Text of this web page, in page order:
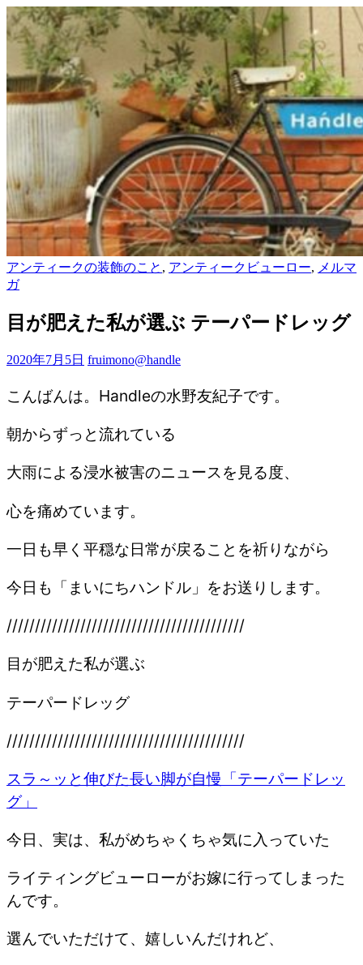
アンティークの装飾のこと , アンティークビューロー, メルマ
ガ
目が肥えた私が選ぶ テーパードレッグ
2020年7月5日 fruimono@handle
こんばんは。Handleの水野友紀子です。
朝からずっと流れている
大雨による浸水被害のニュースを見る度、
心を痛めています。
一日も早く平穏な日常が戻ることを祈りながら
今日も「まいにちハンドル」をお送りします。
//////////////////////////////////////////
目が肥えた私が選ぶ
テーパードレッグ
//////////////////////////////////////////
スラ～ッと伸びた長い脚が自慢「テーパードレッ
グ」
今日、実は、私がめちゃくちゃ気に入っていた
ライティングビューローがお嫁に行ってしまった
んです。
選んでいただけて、嬉しいんだけれど、